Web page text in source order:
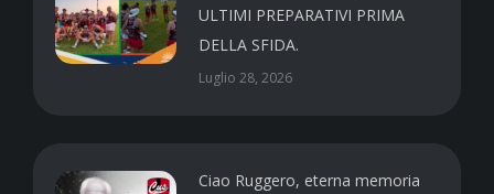
ULTIMI PREPARATIVI PRIMA
DELLA SFIDA.
Luglio 28, 2026
Ciao Ruggero, eterna memoria